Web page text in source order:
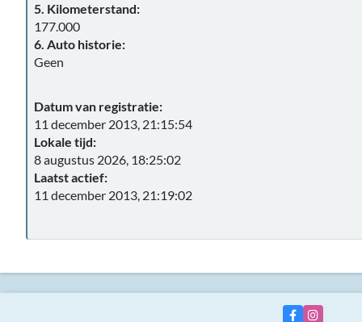
5. Kilometerstand:
177.000
6. Auto historie:
Geen
Datum van registratie:
11 december 2013, 21:15:54
Lokale tijd:
8 augustus 2026, 18:25:02
Laatst actief:
11 december 2013, 21:19:02